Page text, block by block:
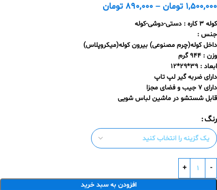
1,500,000 تومان –
890,000 تومان
کوله 3 کاره : دستی-دوشی-کوله
جنس :
داخل کوله(چرم مصنوعی) بیرون کوله(میکروپلاس)
وزن : 944 گرم
ابعاد : 39*29*12
دارای ضربه گیر لپ تاپ
دارای 7 جیب و فضای مجزا
قابل شستشو در ماشین لباس شویی
رنگ
افزودن به سبد خرید